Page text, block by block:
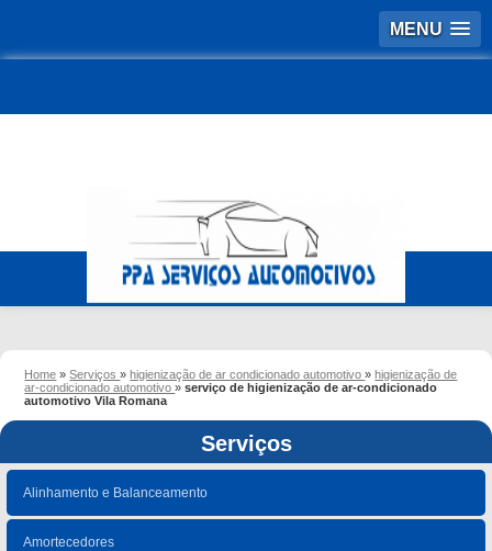
MENU
Home »Serviços»higienização de ar condicionado automotivo»higienização de
ar-condicionado automotivo»serviço de higienização de ar-condicionado
automotivo Vila Romana
Serviços
Alinhamento e Balanceamento
Amortecedores